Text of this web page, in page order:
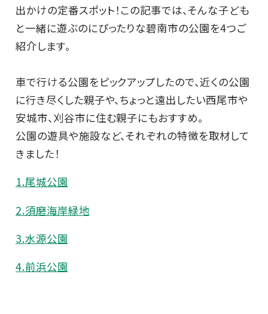
出かけの定番スポット！この記事では、そんな子ども
と一緒に遊ぶのにぴったりな碧南市の公園を4つご
紹介します。
車で行ける公園をピックアップしたので、近くの公園
に行き尽くした親子や、ちょっと遠出したい西尾市や
安城市、刈谷市に住む親子にもおすすめ。
公園の遊具や施設など、それぞれの特徴を取材して
きました！
1.尾城公園
2.須磨海岸緑地
3.水源公園
4.前浜公園